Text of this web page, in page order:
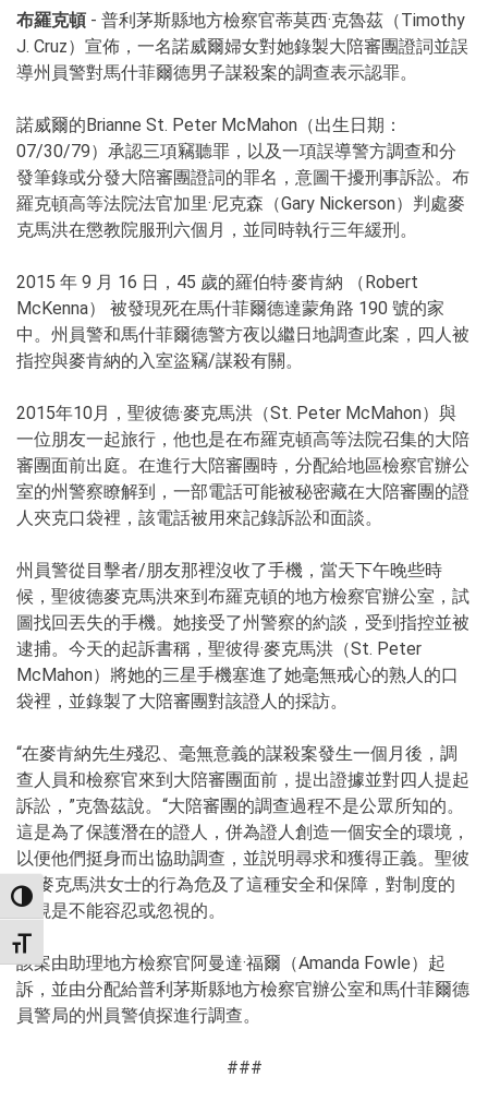
TOGGLE HIGH CONTRAST
TOGGLE FONT SIZE
布羅克頓 - 普利茅斯縣地方檢察官蒂莫西·克魯茲（Timothy
J. Cruz）宣佈，一名諾威爾婦女對她錄製大陪審團證詞並誤
導州員警對馬什菲爾德男子謀殺案的調查表示認罪。
諾威爾的Brianne St. Peter McMahon（出生日期：
07/30/79）承認三項竊聽罪，以及一項誤導警方調查和分
發筆錄或分發大陪審團證詞的罪名，意圖干擾刑事訴訟。布
羅克頓高等法院法官加里·尼克森（Gary Nickerson）判處麥
克馬洪在懲教院服刑六個月，並同時執行三年緩刑。
2015 年 9 月 16 日，45 歲的羅伯特·麥肯納 （Robert
McKenna） 被發現死在馬什菲爾德達蒙角路 190 號的家
中。州員警和馬什菲爾德警方夜以繼日地調查此案，四人被
指控與麥肯納的入室盜竊/謀殺有關。
2015年10月，聖彼德·麥克馬洪（St. Peter McMahon）與
一位朋友一起旅行，他也是在布羅克頓高等法院召集的大陪
審團面前出庭。在進行大陪審團時，分配給地區檢察官辦公
室的州警察瞭解到，一部電話可能被秘密藏在大陪審團的證
人夾克口袋裡，該電話被用來記錄訴訟和面談。
州員警從目擊者/朋友那裡沒收了手機，當天下午晚些時
候，聖彼德麥克馬洪來到布羅克頓的地方檢察官辦公室，試
圖找回丟失的手機。她接受了州警察的約談，受到指控並被
逮捕。今天的起訴書稱，聖彼得·麥克馬洪（St. Peter
McMahon）將她的三星手機塞進了她毫無戒心的熟人的口
袋裡，並錄製了大陪審團對該證人的採訪。
“在麥肯納先生殘忍、毫無意義的謀殺案發生一個月後，調
查人員和檢察官來到大陪審團面前，提出證據並對四人提起
訴訟，”克魯茲說。“大陪審團的調查過程不是公眾所知的。
這是為了保護潛在的證人，併為證人創造一個安全的環境，
以便他們挺身而出協助調查，並説明尋求和獲得正義。聖彼
得·麥克馬洪女士的行為危及了這種安全和保障，對制度的
無視是不能容忍或忽視的。
該案由助理地方檢察官阿曼達·福爾（Amanda Fowle）起
訴，並由分配給普利茅斯縣地方檢察官辦公室和馬什菲爾德
員警局的州員警偵探進行調查。
###